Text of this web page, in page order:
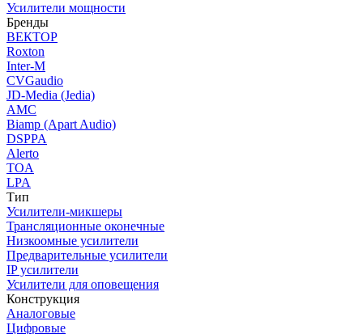
Усилители мощности
Бренды
ВЕКТОР
Roxton
Inter-M
CVGaudio
JD-Media (Jedia)
AMC
Biamp (Apart Audio)
DSPPA
Alerto
TOA
LPA
Тип
Усилители-микшеры
Трансляционные оконечные
Низкоомные усилители
Предварительные усилители
IP усилители
Усилители для оповещения
Конструкция
Аналоговые
Цифровые